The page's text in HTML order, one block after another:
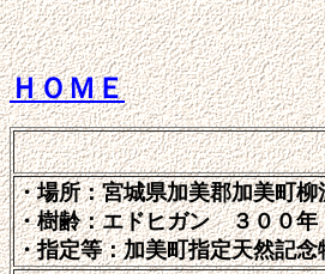
ＨＯＭＥ
・場所：宮城県加美郡加美町柳
・樹齢：エドヒガン ３００年
・指定等：加美町指定天然記念